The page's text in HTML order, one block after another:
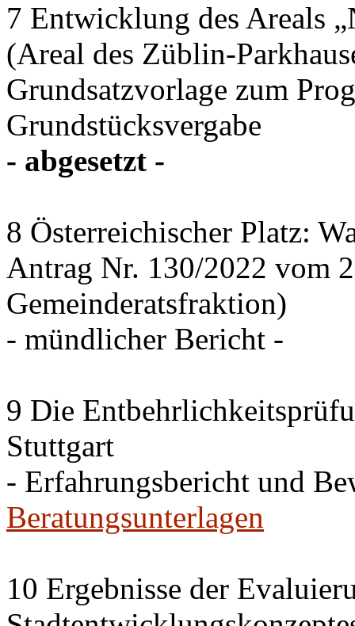
7 Entwicklung des Areals
(Areal des Züblin-
Grundsatzvorlage zum
Grundstücksvergabe
- abgesetzt -
8 Österreichischer Platz:
Antrag Nr. 130/2022 vom
Gemeinderatsfraktion)
- mündlicher Bericht -
9 Die
Stuttgart
- Erfahrungsbericht und
Beratungsunterlagen
10 Ergebnisse der